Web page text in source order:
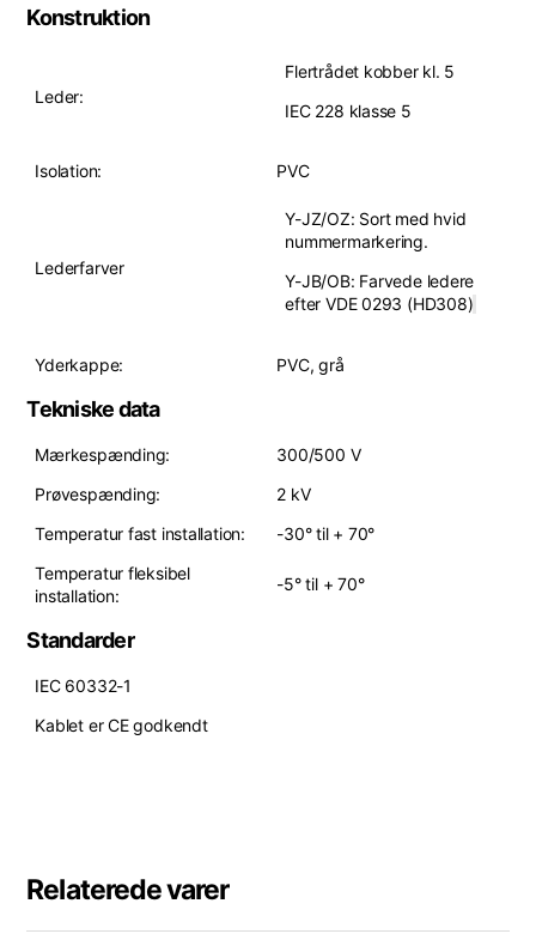
Konstruktion
Leder:
Flertrådet kobber kl. 5
IEC 228 klasse 5
Isolation: PVC
Lederfarver
Y-JZ/OZ: Sort med hvid
nummermarkering.
Y-JB/OB: Farvede ledere
efter VDE 0293 (HD308)
Yderkappe: PVC, grå
Tekniske data
Mærkespænding:
300/500 V
Prøvespænding:
2 kV
Temperatur fast installation:
-30° til + 70°
Temperatur fleksibel
installation:
-5° til + 70°
Standarder
IEC 60332-1
Kablet er CE godkendt
Relaterede varer